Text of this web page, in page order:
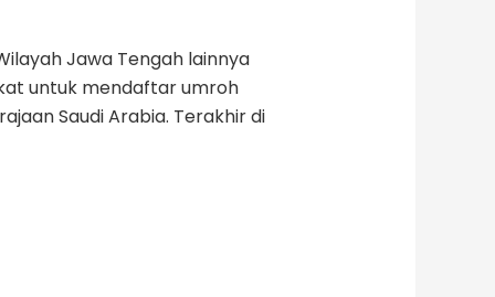
Jawa Tengah lainnya
untuk mendaftar umroh
Saudi Arabia. Terakhir di